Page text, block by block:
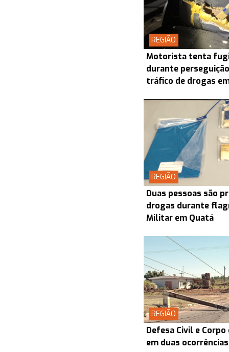
REGIÃO
Motorista tenta
durante
tráfico de drogas
REGIÃO
Duas pessoas são
drogas durante
Militar em Quatá
REGIÃO
Defesa Civil e
em duas